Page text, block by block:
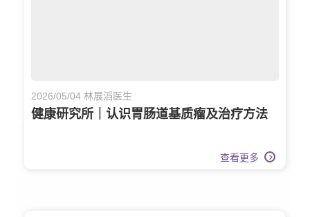
2026/05/04 林展滔医生
健康研究所｜认识胃肠道基质瘤及治疗方法
查看更多